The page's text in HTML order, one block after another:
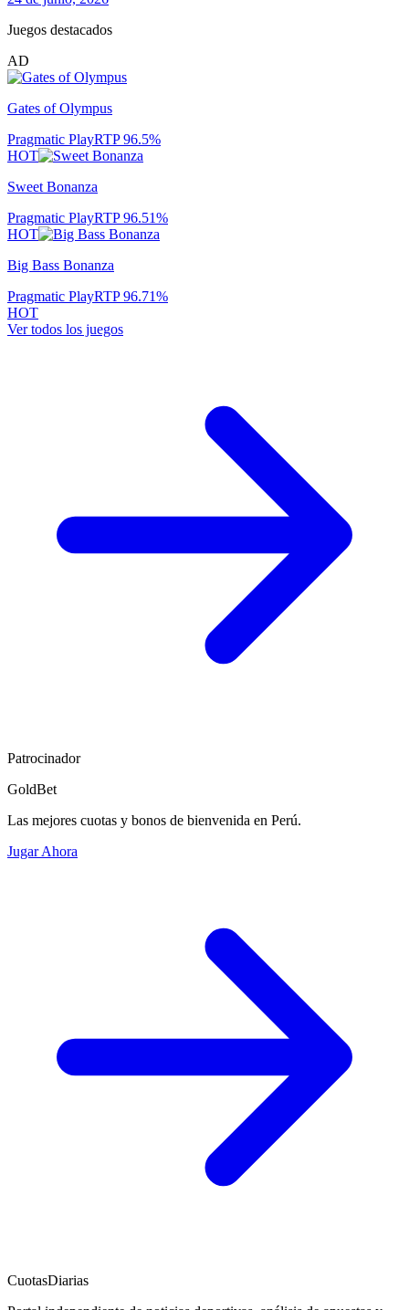
Juegos destacados
AD
Gates of Olympus
Pragmatic PlayRTP96.5%
HOT
Sweet Bonanza
Pragmatic PlayRTP96.51%
HOT
Big Bass Bonanza
Pragmatic PlayRTP96.71%
HOT
Ver todos los juegos
Patrocinador
GoldBet
Las mejores cuotas y bonos de bienvenida en Perú.
Jugar Ahora
CuotasDiarias